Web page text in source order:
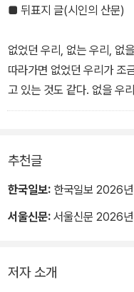
우리는
새로 돋아나는 손잡이를 돌
―「빛을 등지고 올라가는 계
■ 뒤표지 글(시인의 산문)
없었던 우리, 없는 우리, 없
따라가면 없었던 우리가 조
고 있는 것도 같다. 없을 우
아가고 있다. 그렇다면 가
고 날갯짓의 뒤에 남겨진
다.
지의류는 균류와 조류가 만
생물체는 인간 이후의 세계
추천글
한국일보: 한국일보 2026
서울신문: 서울신문 2026
저자 소개